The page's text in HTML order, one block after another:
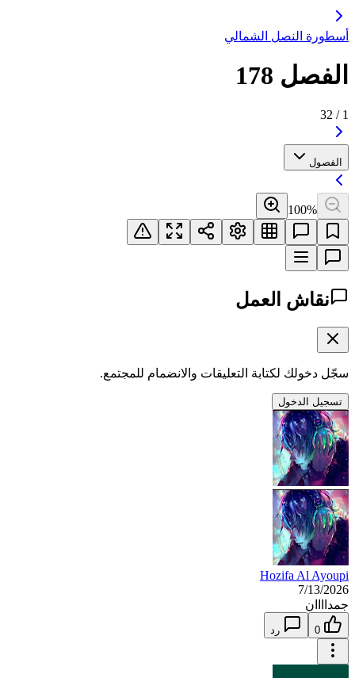
أسطورة النصل الشمالي
الفصل 178
/
32
الفصول
100%
نقاش العمل
سجّل دخولك لكتابة التعليقات والانضمام للمجتمع.
تسجيل الدخول
Hozifa Al Ayoupi
7/13/2026
جمداااان
0 رد